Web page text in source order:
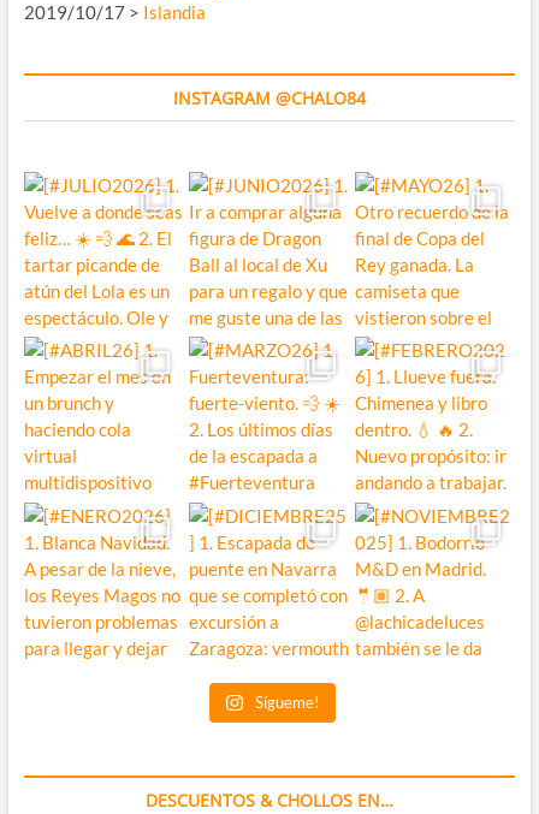
2019/10/17 > Islandia
INSTAGRAM @CHALO84
Sígueme!
DESCUENTOS & CHOLLOS EN…